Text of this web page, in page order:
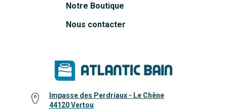
Notre Boutique
Nous contacter
Impasse des Perdriaux - Le Chêne
44120 Vertou